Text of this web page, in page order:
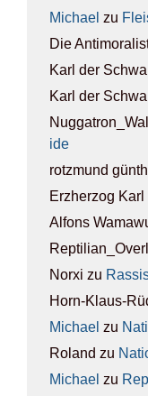
Michael zu
Die
Karl der
Karl der
ide
rotzmund
Erzherzog Karl
Alfons
Norxi zu
Horn-Klaus-
Michael zu
Roland zu
Michael zu